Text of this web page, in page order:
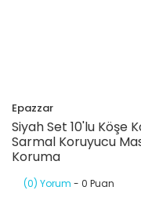
Epazzar
Siyah Set 10'lu Köşe
Sarmal Koruyucu
Koruma
(0) Yorum - 0 Puan